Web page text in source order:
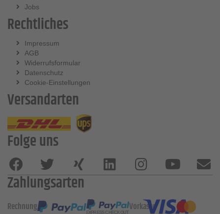
Jobs
Rechtliches
Impressum
AGB
Widerrufsformular
Datenschutz
Cookie-Einstellungen
Versandarten
Folge uns
Zahlungsarten
Rechnung Vorkasse